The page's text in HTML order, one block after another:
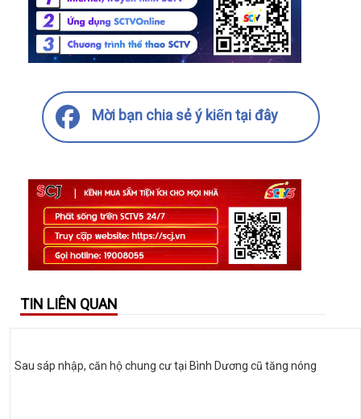
Mời bạn chia sẻ ý kiến tại đây
TIN LIÊN QUAN
Sau sáp nhập, căn hộ chung cư tại Bình Dương cũ tăng nóng